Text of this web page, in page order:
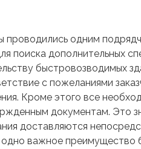
проводились одним
поиска дополнительных
быстровозводимых
с пожеланиями
Кроме этого все
документам. Это
доставляются
важное преимущество